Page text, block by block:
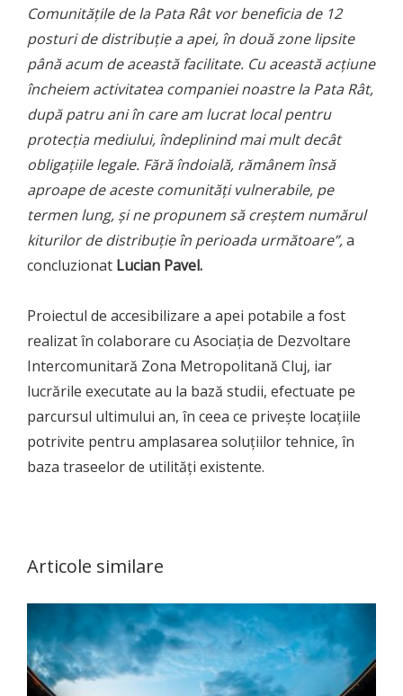
Comunitățile de la Pata Rât vor beneficia de 12
posturi de distribuție a apei, în două zone lipsite
până acum de această facilitate. Cu această acțiune
încheiem activitatea companiei noastre la Pata Rât,
după patru ani în care am lucrat local pentru
protecția mediului, îndeplinind mai mult decât
obligațiile legale. Fără îndoială, rămânem însă
aproape de aceste comunități vulnerabile, pe
termen lung, și ne propunem să creștem numărul
kiturilor de distribuție în perioada următoare”,a
concluzionat Lucian Pavel.
Proiectul de accesibilizare a apei potabile a fost
realizat în colaborare cu Asociația de Dezvoltare
Intercomunitară Zona Metropolitană Cluj, iar
lucrările executate au la bază studii, efectuate pe
parcursul ultimului an, în ceea ce privește locațiile
potrivite pentru amplasarea soluțiilor tehnice, în
baza traseelor de utilități existente.
Articole similare